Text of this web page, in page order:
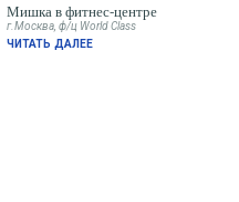
Мишка в фитнес-центре
г.Москва, ф/ц World Class
ЧИТАТЬ ДАЛЕЕ